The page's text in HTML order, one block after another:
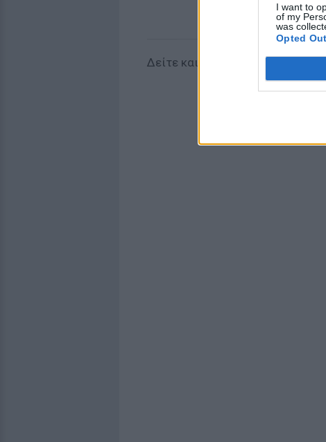
I want to
of my
was
Opted Out
Δείτε και τα προπέρσινα αλλά